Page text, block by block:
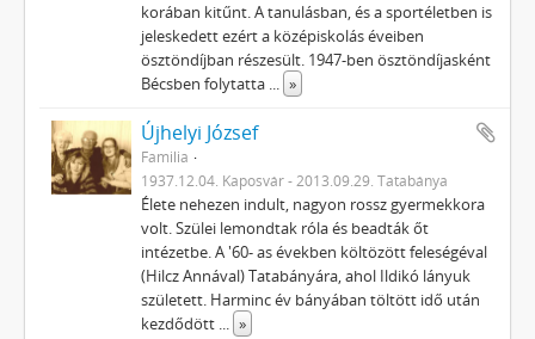
korában kitűnt. A tanulásban, és a sportéletben is
jeleskedett ezért a középiskolás éveiben
ösztöndíjban részesült. 1947-ben ösztöndíjasként
Bécsben folytatta ... »
Újhelyi József
Familia
1937.12.04. Kaposvár - 2013.09.29. Tatabánya
Élete nehezen indult, nagyon rossz gyermekkora
volt. Szülei lemondtak róla és beadták őt
intézetbe. A '60- as években költözött feleségéval
(Hilcz Annával) Tatabányára, ahol Ildikó lányuk
született. Harminc év bányában töltött idő után
kezdődött ... »